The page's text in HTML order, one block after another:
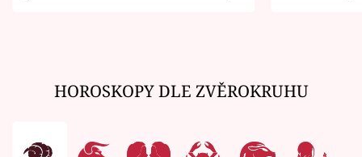
HOROSKOPY DLE ZVĚROKRUHU